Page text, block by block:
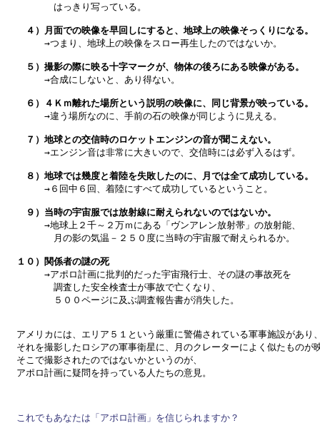
はっきり写っている。
４）月面での映像を早回しにすると、地球上の映像そっくりになる。
→つまり、地球上の映像をスロー再生したのではないか。
５）撮影の際に映る十字マークが、物体の後ろにある映像がある。
→合成にしないと、あり得ない。
６）４Ｋｍ離れた場所という説明の映像に、同じ背景が映っている。
→違う場所なのに、手前の石の映像が同じように見える。
７）地球との交信時のロケットエンジンの音が聞こえない。
→エンジン音は非常に大きいので、交信時には必ず入るはず。
８）地球では幾度と着陸を失敗したのに、月では全て成功している。
→６回中６回、着陸にすべて成功しているということ。
９）当時の宇宙服では放射線に耐えられないのではないか。
→地球上２千～２万ｍにある「ヴンアレン放射帯」の放射能、
月の影の気温－２５０度に当時の宇宙服で耐えられるか。
１０）関係者の謎の死
→アポロ計画に批判的だった宇宙飛行士、その謎の事故死を
調査した安全検査士が事故で亡くなり、
５００ページに及ぶ調査報告書が消失した。
アメリカには、エリア５１という厳重に警備されている軍事施設があり
それを撮影したロシアの軍事衛星に、月のクレーターによく似たものが
そこで撮影されたのではないかというのが、
これでもあなたは「アポロ計画」を信じられますか？